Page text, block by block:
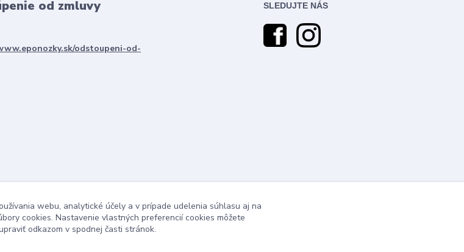
od zmluvy
odstoupeni-od-
SLEDUJTE NÁS
webu, analytické účely a v prípade udelenia súhlasu aj na
cookies. Nastavenie vlastných preferencií cookies môžete
odkazom v spodnej časti stránok.